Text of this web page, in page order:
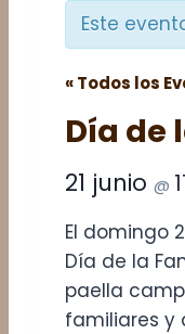
Este
« Todos los
Día de
21 junio @
El domingo
Día de la
paella
familiares y